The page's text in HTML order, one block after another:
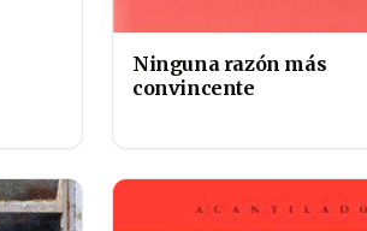
Ninguna razón más
convincente